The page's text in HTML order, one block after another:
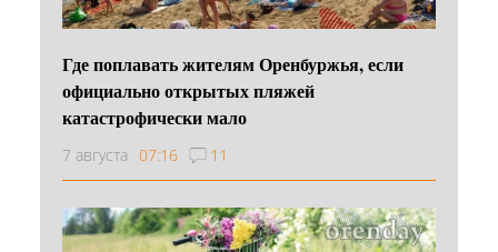
Где поплавать жителям Оренбуржья, если
официально открытых пляжей
катастрофически мало
7 августа 07:16 11